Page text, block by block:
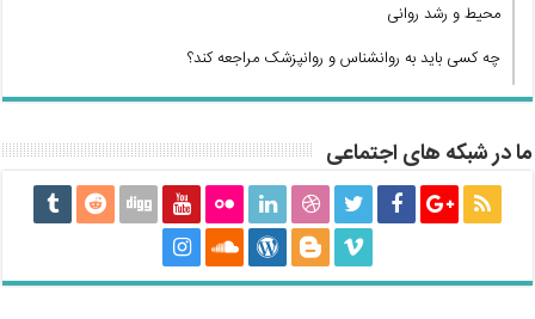
محیط و رشد روانی
چه کسی باید به روانشناس و روانپزشک مراجعه کند؟
ما در شبکه های اجتماعی